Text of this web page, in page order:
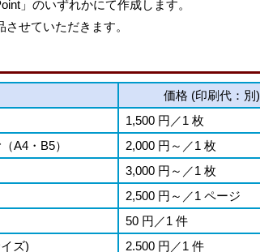
」のいずれかにて作成します。
せていただきます。
価格 (印刷代：別)
1,500 円／1 枚
A4・B5）
2,000 円～／1 枚
3,000 円～／1 枚
2,500 円～／1 ページ
50 円／1 件
ズ)
2.500 円／1 件